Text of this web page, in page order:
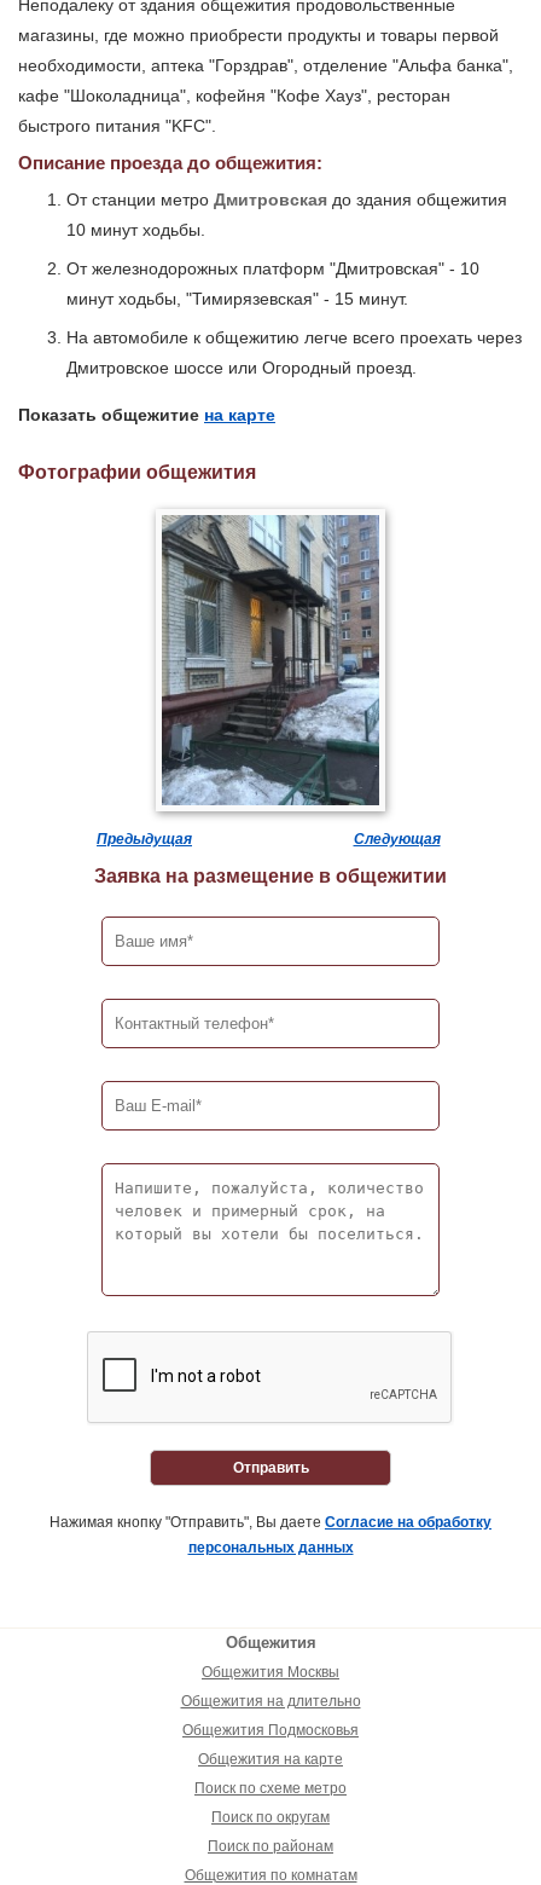
Неподалеку от здания общежития продовольственные
магазины, где можно приобрести продукты и товары первой
необходимости, аптека "Горздрав", отделение "Альфа банка",
кафе "Шоколадница", кофейня "Кофе Хауз", ресторан
быстрого питания "KFC".
Описание проезда до общежития:
От станции метро Дмитровская до здания общежития
10 минут ходьбы.
От железнодорожных платформ "Дмитровская" - 10
минут ходьбы, "Тимирязевская" - 15 минут.
На автомобиле к общежитию легче всего проехать через
Дмитровское шоссе или Огородный проезд.
Показать общежитие на карте
Фотографии общежития
Предыдущая Следующая
Заявка на размещение в общежитии
Отправить
Нажимая кнопку "Отправить", Вы даете Согласие на обработку
персональных данных
Общежития
Общежития Москвы
Общежития на длительно
Общежития Подмосковья
Общежития на карте
Поиск по схеме метро
Поиск по округам
Поиск по районам
Общежития по комнатам